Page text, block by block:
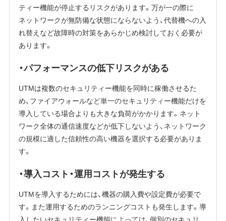
ティー機能が停止するリスクがあります。万が一の際に
ネットワークが無防備な状態にならないよう、代替機への入
れ替えなど故障時の対策をあらかじめ検討しておく必要が
あります。
・パフォーマンスの低下リスクがある
UTMは複数のセキュリティー機能を同時に稼働させるた
め、ファイアウォールなど単一のセキュリティー機能だけを
導入している場合よりも大きな負荷がかかります。ネット
ワーク全体の通信速度などが低下しないよう、ネットワーク
の規模に適した信頼性の高い機器を選択する必要がありま
す。
・導入コスト・運用コストが発生する
UTMを導入するためには、機器の購入費や設定費が必要で
す。また運用するためのランニングコストも発生します。導
入したいセキュリティー機能によっては、個別のセキュリ